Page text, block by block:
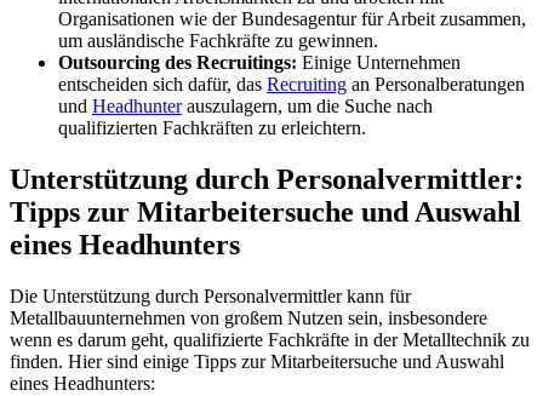
Organisationen wie der Bundesagentur für Arbeit zusammen,
um ausländische Fachkräfte zu gewinnen.
Outsourcing des Recruitings: Einige Unternehmen
entscheiden sich dafür, das Recruiting an Personalberatungen
und Headhunterauszulagern, um die Suche nach
qualifizierten Fachkräften zu erleichtern.
Unterstützung durch Personalvermittler:
Tipps zur Mitarbeitersuche und Auswahl
eines Headhunters
Die Unterstützung durch Personalvermittler kann für
Metallbauunternehmen von großem Nutzen sein, insbesondere
wenn es darum geht, qualifizierte Fachkräfte in der Metalltechnik zu
finden. Hier sind einige Tipps zur Mitarbeitersuche und Auswahl
eines Headhunters: